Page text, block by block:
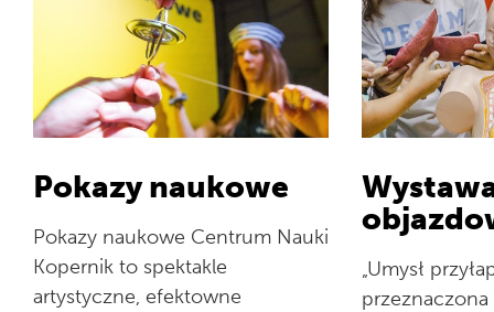
Pokazy naukowe
Pokazy naukowe Centrum Nauki
Kopernik to spektakle
artystyczne, efektowne
„Umysł